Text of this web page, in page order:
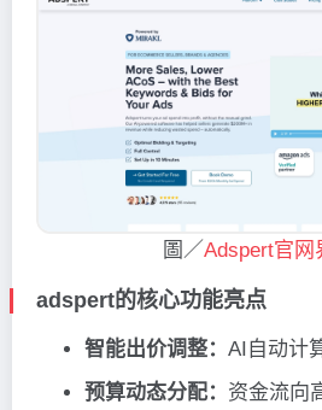
圖／Adspert官网
adspert的核心功能亮点
智能出价调整： AI自动计
预算动态分配： 资金流向